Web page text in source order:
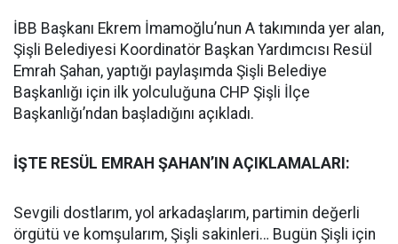
İBB Başkanı Ekrem İmamoğlu’nun A takımında yer alan,
Şişli Belediyesi Koordinatör Başkan Yardımcısı Resül
Emrah Şahan, yaptığı paylaşımda Şişli Belediye
Başkanlığı için ilk yolculuğuna CHP Şişli İlçe
Başkanlığı’ndan başladığını açıkladı.
İŞTE RESÜL EMRAH ŞAHAN’IN AÇIKLAMALARI:
Sevgili dostlarım, yol arkadaşlarım, partimin değerli
örgütü ve komşularım, Şişli sakinleri… Bugün Şişli için